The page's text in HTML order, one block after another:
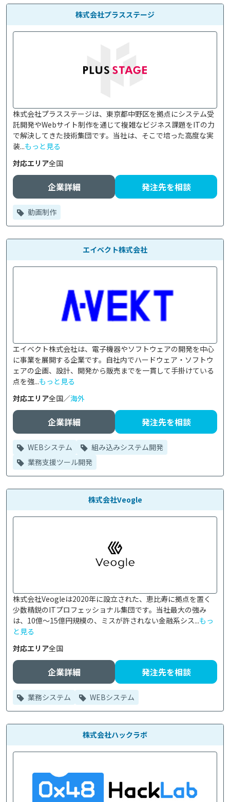
株式会社プラスステージ
株式会社プラスステージは、東京都中野区を拠点にシステム受
託開発やWebサイト制作を通じて複雑なビジネス課題をITの力
で解決してきた技術集団です。当社は、そこで培った高度な実
装...もっと見る
対応エリア全国
企業詳細 発注先を相談
動画制作
エイベクト株式会社
エイベクト株式会社は、電子機器やソフトウェアの開発を中心
に事業を展開する企業です。自社内でハードウェア・ソフトウ
ェアの企画、設計、開発から販売までを一貫して手掛けている
点を強...もっと見る
対応エリア全国／海外
企業詳細 発注先を相談
WEBシステム
組み込みシステム開発
業務支援ツール開発
株式会社Veogle
株式会社Veogleは2020年に設立された、恵比寿に拠点を置く
少数精鋭のITプロフェッショナル集団です。当社最大の強み
は、10億〜15億円規模の、ミスが許されない金融系シス...もっ
と見る
対応エリア全国
企業詳細 発注先を相談
業務システム WEBシステム
株式会社ハックラボ